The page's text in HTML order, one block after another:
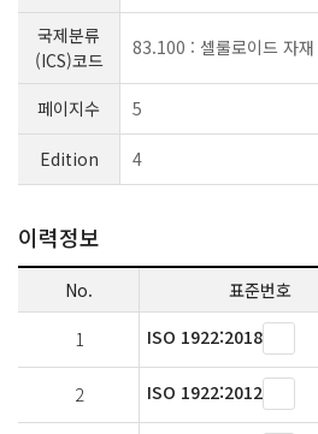
국제분류
(ICS)코드
83.100 : 셀룰로이드 자재
페이지수 5
Edition 4
이력정보
No. 표준번호
1 ISO 1922:2018
2 ISO 1922:2012